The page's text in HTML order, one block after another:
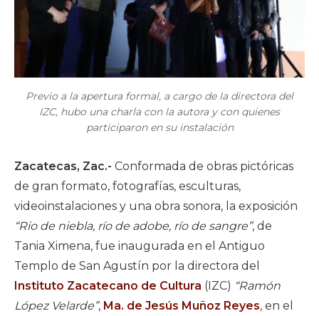
Previo a la apertura formal, a cargo de la directora del
IZC, hubo una charla con la autora y con quienes
participaron en su instalación
Zacatecas, Zac.- Conformada de obras pictóricas
de gran formato, fotografías, esculturas,
videoinstalaciones y una obra sonora, la exposición
“Rio de niebla, río de adobe, río de sangre”, de
Tania Ximena, fue inaugurada en el Antiguo
Templo de San Agustín por la directora del
Instituto Zacatecano de Cultura (IZC) “Ramón
López Velarde”, Ma. de Jesús Muñoz Reyes, en el